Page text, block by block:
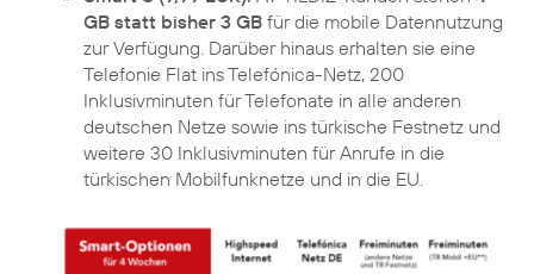
GB statt bisher 3 GB für die mobile Datennutzung
zur Verfügung. Darüber hinaus erhalten sie eine
Telefonie Flat ins Telefónica-Netz, 200
Inklusivminuten für Telefonate in alle anderen
deutschen Netze sowie ins türkische Festnetz und
weitere 30 Inklusivminuten für Anrufe in die
türkischen Mobilfunknetze und in die EU.